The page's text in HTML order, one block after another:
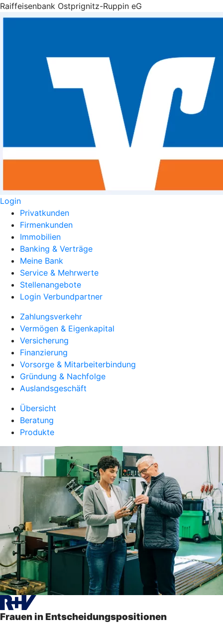
Raiffeisenbank Ostprignitz-Ruppin eG
Login
Privatkunden
Firmenkunden
Immobilien
Banking & Verträge
Meine Bank
Service & Mehrwerte
Stellenangebote
Login Verbundpartner
Zahlungsverkehr
Vermögen & Eigenkapital
Versicherung
Finanzierung
Vorsorge & Mitarbeiterbindung
Gründung & Nachfolge
Auslandsgeschäft
Übersicht
Beratung
Produkte
Frauen in Entscheidungspositionen